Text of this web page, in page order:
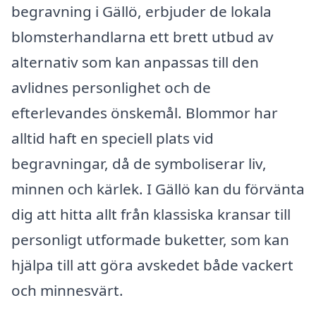
begravning i Gällö, erbjuder de lokala
blomsterhandlarna ett brett utbud av
alternativ som kan anpassas till den
avlidnes personlighet och de
efterlevandes önskemål. Blommor har
alltid haft en speciell plats vid
begravningar, då de symboliserar liv,
minnen och kärlek. I Gällö kan du förvänta
dig att hitta allt från klassiska kransar till
personligt utformade buketter, som kan
hjälpa till att göra avskedet både vackert
och minnesvärt.